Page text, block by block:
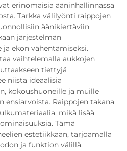
erinomaisia ääninhallinnassa
Tarkka välilyönti raippojen
äänikiertäviin
järjestelmän
ekon vähentämiseksi.
vaihtelemalla aukkojen
tiettyjä
niistä ideaalisia
kokoushuoneille ja muille
ensiarvoista. Raippojen takana
mikä lisää
Tämä
estetiikkaan, tarjoamalla
ja funktion välillä.